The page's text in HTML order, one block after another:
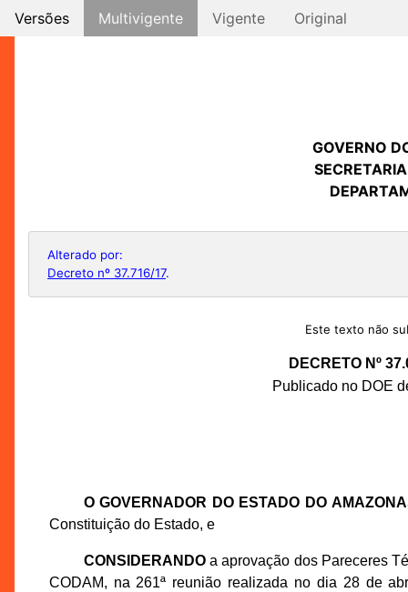
Versões Multivigente Vigente Original
GOVERNO
Alterado por:
Decreto nº 37.716/17.
Este texto não
DECRETO Nº
Publicado no DOE
O GOVERNADOR DO ESTADO DO
Constituição do Estado, e
CONSIDERANDOa aprovação dos Pareceres
CODAM, na 261ª reunião realizada no dia 28 de